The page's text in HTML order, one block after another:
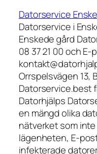
Datorservice
Datorservice i
Enskede gård
08 37 21 00 och E-
Orrspelsvägen 13,
Datorservice.best
Datorhjälps
en mängd olika
nätverket som
lägenheten, E-
infekterade